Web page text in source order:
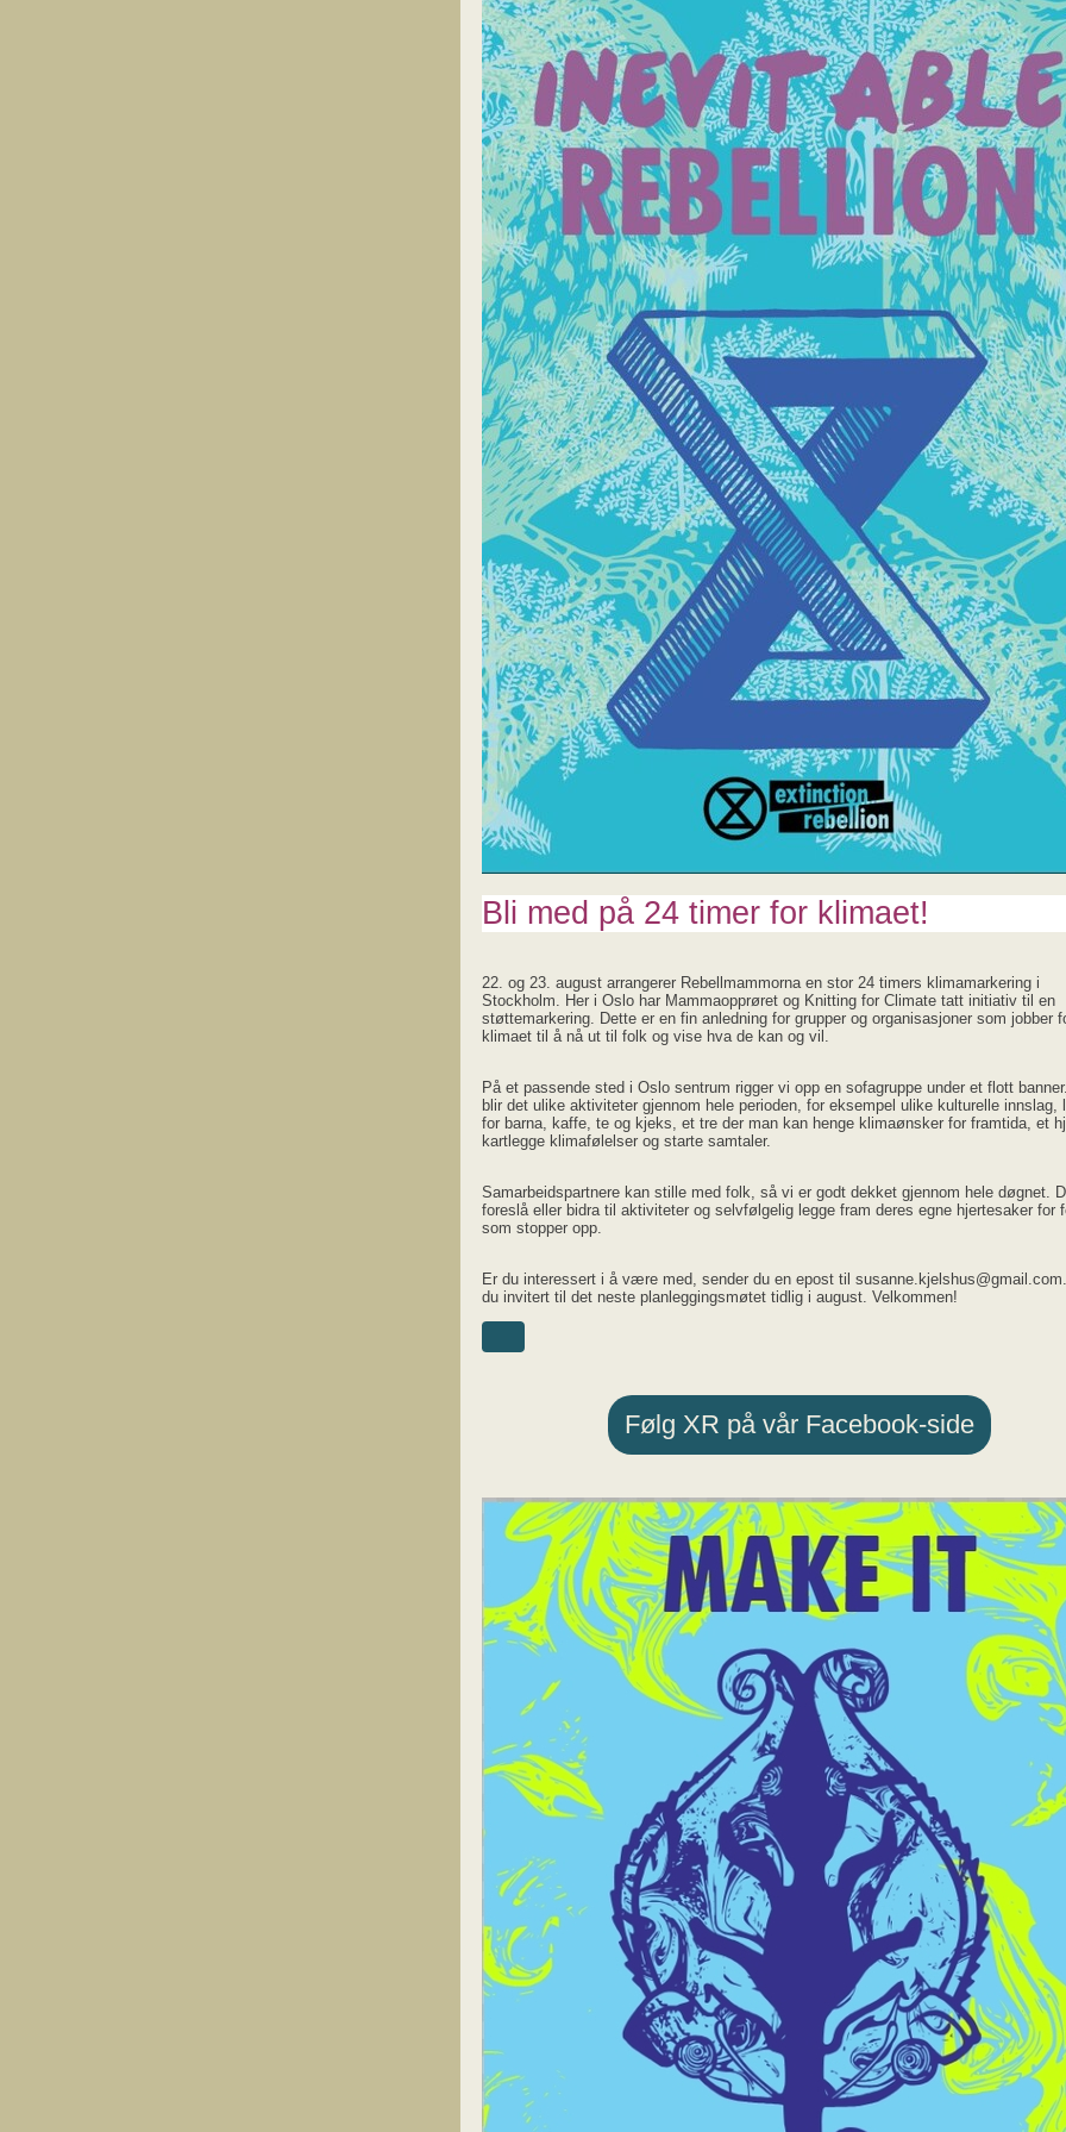
Bli med på 24 timer for klimaet!
22. og 23. august arrangerer Rebellmammorna en stor 24 timers klimamarkering i
Stockholm. Her i Oslo har Mammaopprøret og Knitting for Climate tatt initiativ til en
støttemarkering. Dette er en fin anledning for grupper og organisasjoner som jobber
klimaet til å nå ut til folk og vise hva de kan og vil.
På et passende sted i Oslo sentrum rigger vi opp en sofagruppe under et flott
blir det ulike aktiviteter gjennom hele perioden, for eksempel ulike kulturelle innslag,
for barna, kaffe, te og kjeks, et tre der man kan henge klimaønsker for framtida, et
kartlegge klimafølelser og starte samtaler.
Samarbeidspartnere kan stille med folk, så vi er godt dekket gjennom hele døgnet.
foreslå eller bidra til aktiviteter og selvfølgelig legge fram deres egne hjertesaker for
som stopper opp.
Er du interessert i å være med, sender du en epost til
du invitert til det neste planleggingsmøtet tidlig i august. Velkommen!
Følg XR på vår Facebook-side